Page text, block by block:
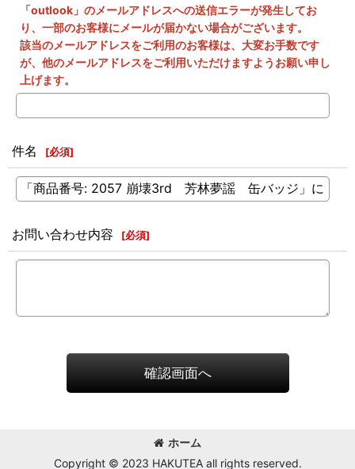
「outlook」のメールアドレスへの送信エラーが発生してお
り、一部のお客様にメールが届かない場合がございます。
該当のメールアドレスをご利用のお客様は、大変お手数です
が、他のメールアドレスをご利用いただけますようお願い申し
上げます。
件名 [必須]
お問い合わせ内容 [必須]
確認画面へ
ホーム
Copyright © 2023 HAKUTEA all rights reserved.